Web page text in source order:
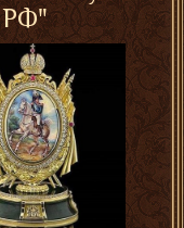
РФ"